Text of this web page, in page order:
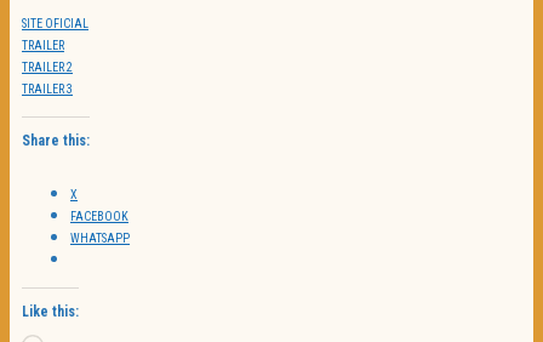
SITE OFICIAL
TRAILER
TRAILER 2
TRAILER 3
Share this:
X
FACEBOOK
WHATSAPP
Like this: